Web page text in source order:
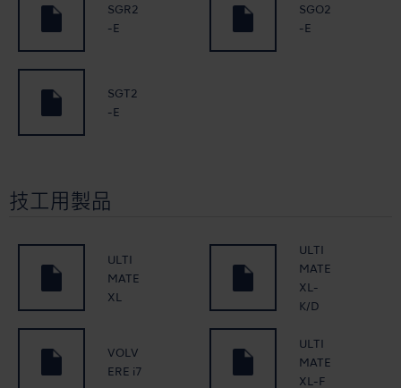
SGR2
-E
SGO2
-E
SGT2
-E
技工用製品
ULTI
MATE
XL
ULTI
MATE
XL-
K/D
VOLV
ERE i7
ULTI
MATE
XL-F